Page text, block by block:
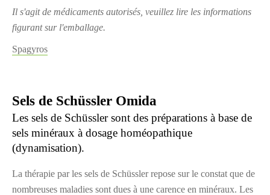
Il s'agit de médicaments autorisés, veuillez lire les informations
figurant sur l'emballage.
Spagyros
Sels de Schüssler Omida
Les sels de Schüssler sont des préparations à base de
sels minéraux à dosage homéopathique
(dynamisation).
La thérapie par les sels de Schüssler repose sur le constat que de
nombreuses maladies sont dues à une carence en minéraux. Les